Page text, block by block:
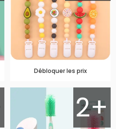
Débloquer les prix
2+